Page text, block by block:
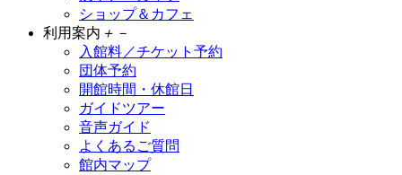
ショップ＆カフェ
利用案内 ＋ －
入館料／チケット予約
団体予約
開館時間・休館日
ガイドツアー
音声ガイド
よくあるご質問
館内マップ